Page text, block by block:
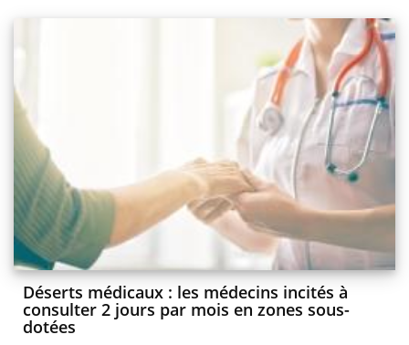
Déserts médicaux : les médecins incités à
consulter 2 jours par mois en zones sous-
dotées